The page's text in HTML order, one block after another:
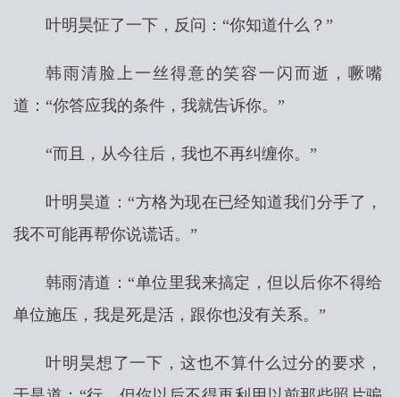
叶明昊怔了一下，反问：“你知道什么？”
韩雨清脸上一丝得意的笑容一闪而逝，噘嘴
道：“你答应我的条件，我就告诉你。”
“而且，从今往后，我也不再纠缠你。”
叶明昊道：“方格为现在已经知道我们分手了，
我不可能再帮你说谎话。”
韩雨清道：“单位里我来搞定，但以后你不得给
单位施压，我是死是活，跟你也没有关系。”
叶明昊想了一下，这也不算什么过分的要求，